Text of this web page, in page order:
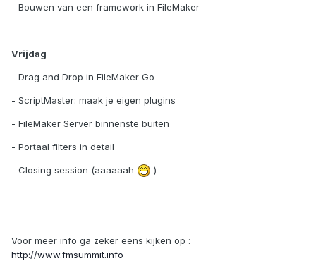
- Bouwen van een framework in FileMaker
Vrijdag
- Drag and Drop in FileMaker Go
- ScriptMaster: maak je eigen plugins
- FileMaker Server binnenste buiten
- Portaal filters in detail
- Closing session (aaaaaah )
Voor meer info ga zeker eens kijken op :
http://www.fmsummit.info